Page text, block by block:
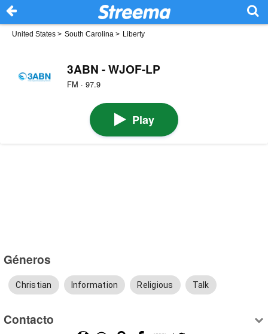
United States > South Carolina > Liberty
3ABN - WJOF-LP
FM · 97.9
Play
Géneros
Christian Information Religious Talk
Contacto